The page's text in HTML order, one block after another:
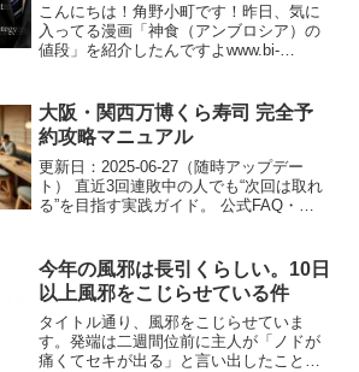
こんにちは！角野小町です！昨日、気に
入ってる漫画「神食（アンブロシア）の
値段」を紹介したんですよwww.bi-
すごく嬉しい！ありがとうございます(*
´ω｀*)...
大阪・関西万博くら寿司 完全予
約攻略マニュアル
更新日：2025‑06‑27（随時アップデー
ト） 直近3回連敗中の人でも“次回は取れ
る”を目指す実践ガイド。 公式FAQ・
日端末まで、成功確率を数値付きで示し
ま...
今年の風邪は長引くらしい。10日
以上風邪をこじらせている件
タイトル通り、風邪をこじらせていま
す。発端は二週間位前に主人が「ノドが
痛くてセキが出る」と言い出したこと。